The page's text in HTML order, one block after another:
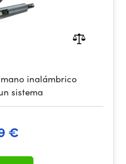
inalámbrico
sistema
€